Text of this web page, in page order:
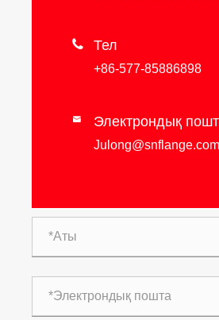
 Тел
+86-577-85886898
 Электрондық
Julong@snflange.com